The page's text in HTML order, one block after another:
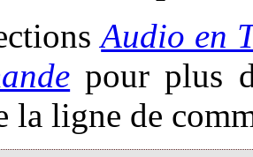
Audio en
pour plus
la ligne de